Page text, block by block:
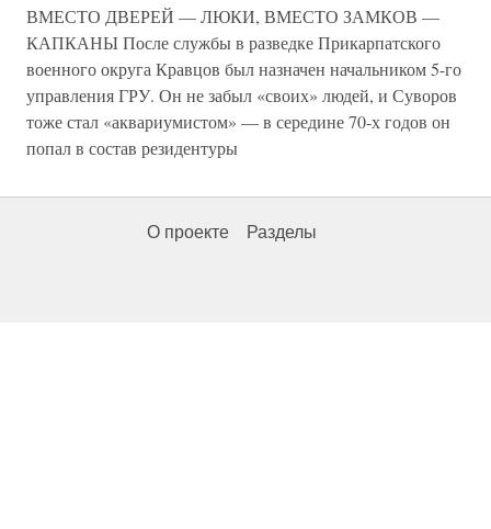
ВМЕСТО ДВЕРЕЙ — ЛЮКИ, ВМЕСТО ЗАМКОВ —
КАПКАНЫ После службы в разведке Прикарпатского
военного округа Кравцов был назначен начальником 5-го
управления ГРУ. Он не забыл «своих» людей, и Суворов
тоже стал «аквариумистом» — в середине 70-х годов он
попал в состав резидентуры
О проекте Разделы